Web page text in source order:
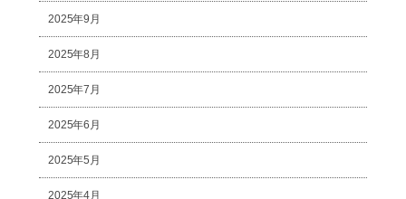
2025年9月
2025年8月
2025年7月
2025年6月
2025年5月
2025年4月